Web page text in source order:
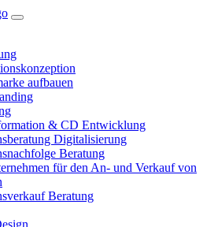
aufbauen
& CD Entwicklung
Digitalisierung
Beratung
für den An- und Verkauf von
Beratung